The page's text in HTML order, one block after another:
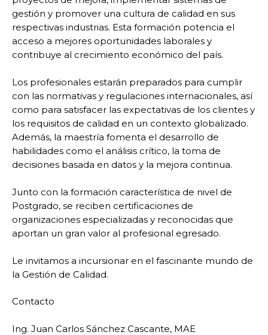
gestión y promover una cultura de calidad en sus
respectivas industrias. Esta formación potencia el
acceso a mejores oportunidades laborales y
contribuye al crecimiento económico del país.
Los profesionales estarán preparados para cumplir
con las normativas y regulaciones internacionales, así
como para satisfacer las expectativas de los clientes y
los requisitos de calidad en un contexto globalizado.
Además, la maestría fomenta el desarrollo de
habilidades como el análisis crítico, la toma de
decisiones basada en datos y la mejora continua.
Junto con la formación característica de nivel de
Postgrado, se reciben certificaciones de
organizaciones especializadas y reconocidas que
aportan un gran valor al profesional egresado.
Le invitamos a incursionar en el fascinante mundo de
la Gestión de Calidad.
Contacto
Ing. Juan Carlos Sánchez Cascante, MAE